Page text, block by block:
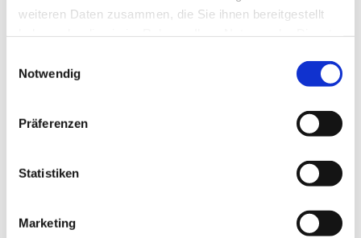
weiteren Daten zusammen, die Sie ihnen bereitgestellt
Notwendig
Präferenzen
Statistiken
Marketing